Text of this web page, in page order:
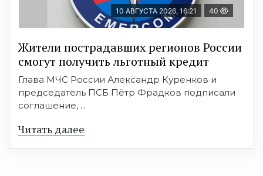
10 АВГУСТА 2026, 16:21 40
Жители пострадавших регионов России
смогут получить льготный кредит
Глава МЧС России Александр Куренков и
председатель ПСБ Пётр Фрадков подписали
соглашение, ...
Читать далее